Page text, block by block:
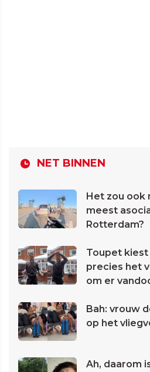
NET BINNEN
Het zou ook
meest
Rotterdam?
Toupet kiest
precies het
om er
Bah: vrouw
op het
Ah, daarom